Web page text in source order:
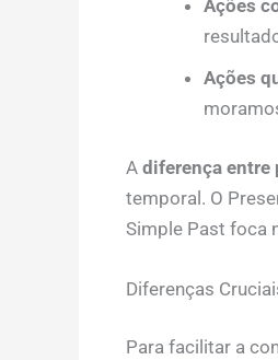
Ações
Ações
A diferença entre
temporal. O
Simple Past foca
Diferenças
Para facilitar a